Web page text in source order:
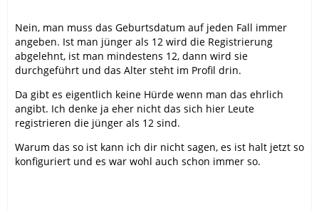
Nein, man muss das Geburtsdatum auf jeden Fall immer
angeben. Ist man jünger als 12 wird die Registrierung
abgelehnt, ist man mindestens 12, dann wird sie
durchgeführt und das Alter steht im Profil drin.
Da gibt es eigentlich keine Hürde wenn man das ehrlich
angibt. Ich denke ja eher nicht das sich hier Leute
registrieren die jünger als 12 sind.
Warum das so ist kann ich dir nicht sagen, es ist halt jetzt so
konfiguriert und es war wohl auch schon immer so.